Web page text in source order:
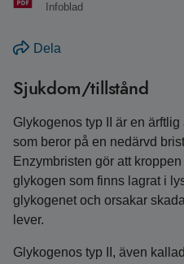
Infoblad
Dela
Sjukdom/tillstånd
Glykogenos typ II är en
som beror på en nedärvd
Enzymbristen gör att
glykogen som finns lagrat i
glykogenet och orsakar
lever.
Glykogenos typ II, även